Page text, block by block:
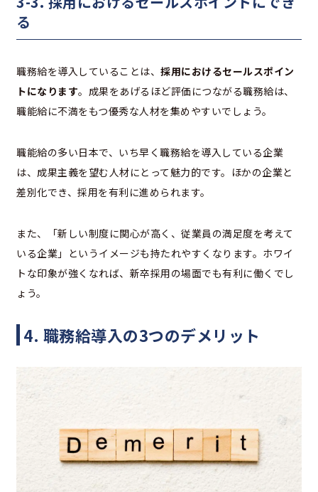
る
職務給を導入していることは、 採用におけるセールスポイン
トになります。成果をあげるほど評価につながる職務給は、
職能給に不満をもつ優秀な人材を集めやすいでしょう。
職能給の多い日本で、いち早く職務給を導入している企業
は、成果主義を望む人材にとって魅力的です。ほかの企業と
差別化でき、採用を有利に進められます。
また、「新しい制度に関心が高く、従業員の満足度を考えて
いる企業」というイメージも持たれやすくなります。ホワイ
トな印象が強くなれば、新卒採用の場面でも有利に働くでし
ょう。
4. 職務給導入の3つのデメリット